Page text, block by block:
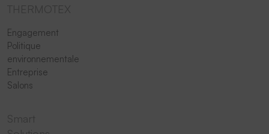
Engagement
Politique
environnementale
Entreprise
Salons